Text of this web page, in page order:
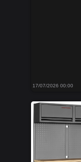
17/07/2026 00:00